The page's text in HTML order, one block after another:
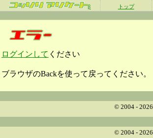
β トップ
ログインして ください
ブラウザのBackを使って戻ってください。
© 2004 - 2026
© 2004 - 2026